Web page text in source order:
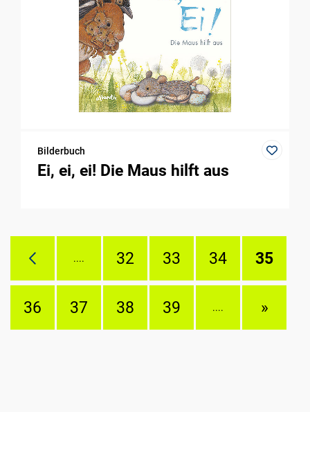
Bilderbuch
Ei, ei, ei! Die Maus hilft aus
.... 32 33 34 35
36 37 38 39 .... »